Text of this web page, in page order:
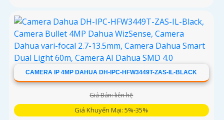
CAMERA IP 4MP DAHUA DH-IPC-HFW3449T-ZAS-IL-BLACK
Giá Bán: liên hệ
Giá Khuyến Mại: 5%-35%